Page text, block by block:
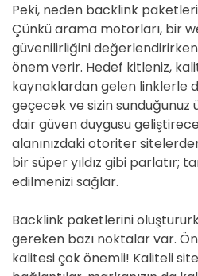
Peki, neden backlink
Çünkü arama motorları, bir
güvenilirliğini
önem verir. Hedef kitleniz,
kaynaklardan gelen linklerle
geçecek ve sizin
dair güven duygusu
alanınızdaki otoriter
bir süper yıldız gibi parlatır;
edilmenizi sağlar.
Backlink paketlerini
gereken bazı noktalar var.
kalitesi çok önemli! Kaliteli